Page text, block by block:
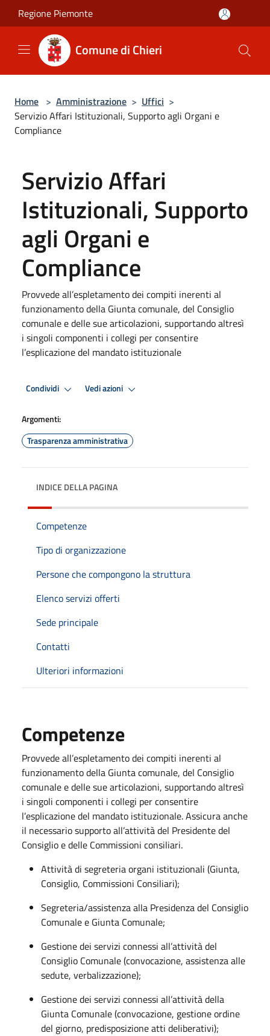
Salta al contenuto principale
Regione Piemonte
Comune di Chieri
Home > Amministrazione > Uffici >
Servizio Affari Istituzionali, Supporto agli Organi e
Compliance
Servizio Affari
Istituzionali, Supporto
agli Organi e
Compliance
Provvede all’espletamento dei compiti inerenti al
funzionamento della Giunta comunale, del Consiglio
comunale e delle sue articolazioni, supportando altresì
i singoli componenti i collegi per consentire
l’esplicazione del mandato istituzionale
Condividi Vedi azioni
Argomenti:
Trasparenza amministrativa
INDICE DELLA PAGINA
Competenze
Tipo di organizzazione
Persone che compongono la struttura
Elenco servizi offerti
Sede principale
Contatti
Ulteriori informazioni
Competenze
Provvede all’espletamento dei compiti inerenti al
funzionamento della Giunta comunale, del Consiglio
comunale e delle sue articolazioni, supportando altresì
i singoli componenti i collegi per consentire
l’esplicazione del mandato istituzionale. Assicura anche
il necessario supporto all’attività del Presidente del
Consiglio e delle Commissioni consiliari.
Attività di segreteria organi istituzionali (Giunta,
Consiglio, Commissioni Consiliari);
Segreteria/assistenza alla Presidenza del Consiglio
Comunale e Giunta Comunale;
Gestione dei servizi connessi all’attività del
Consiglio Comunale (convocazione, assistenza alle
sedute, verbalizzazione);
Gestione dei servizi connessi all’attività della
Giunta Comunale (convocazione, gestione ordine
del giorno, predisposizione atti deliberativi);